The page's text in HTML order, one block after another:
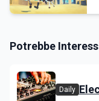
Potrebbe
Daily